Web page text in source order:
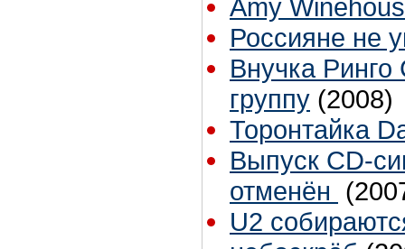
Amy
Россияне не
Внучка Ринго
группу (2008)
Торонтайка
Выпуск CD-
отменён
U2